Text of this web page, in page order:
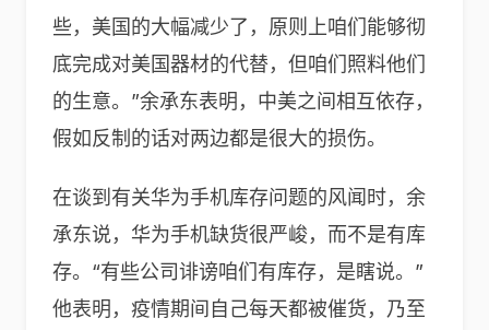
些，美国的大幅减少了，原则上咱们能够彻
底完成对美国器材的代替，但咱们照料他们
的生意。”余承东表明，中美之间相互依存，
假如反制的话对两边都是很大的损伤。
在谈到有关华为手机库存问题的风闻时，余
承东说，华为手机缺货很严峻，而不是有库
存。“有些公司诽谤咱们有库存，是瞎说。”
他表明，疫情期间自己每天都被催货，乃至